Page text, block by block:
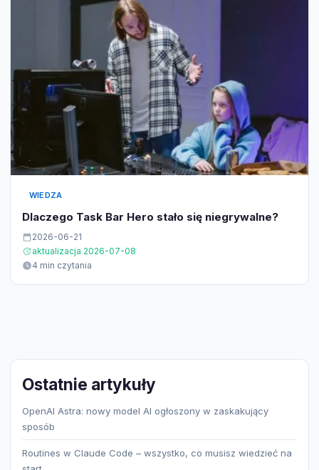
WIEDZA
Dlaczego Task Bar Hero stało się niegrywalne?
2026-06-21
aktualizacja 2026-07-08
4 min czytania
Ostatnie artykuły
OpenAI Astra: nowy model AI ogłoszony w zaskakujący
sposób
Routines w Claude Code – wszystko, co musisz wiedzieć na